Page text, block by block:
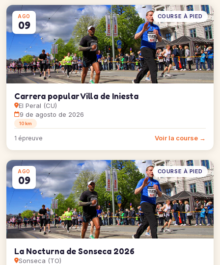
AGO
09
COURSE À PIED
Carrera popular Villa de Iniesta
El Peral (CU)
9 de agosto de 2026
10 km
1 épreuve Voir la course →
AGO
09
COURSE À PIED
La Nocturna de Sonseca 2026
Sonseca (TO)